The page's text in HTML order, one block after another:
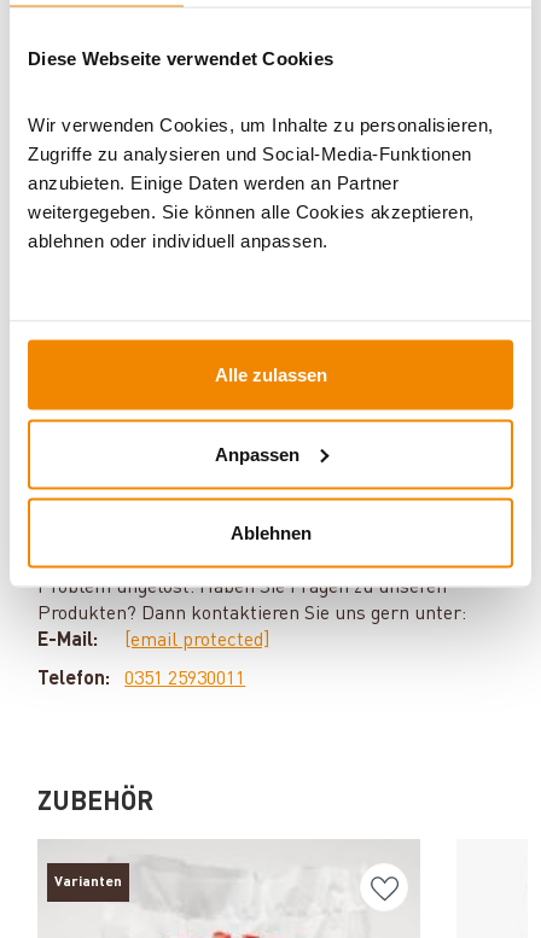
Diese Webseite verwendet Cookies
Wir verwenden Cookies, um Inhalte zu personalisieren,
Zugriffe zu analysieren und Social-Media-Funktionen
anzubieten. Einige Daten werden an Partner
weitergegeben. Sie können alle Cookies akzeptieren,
ablehnen oder individuell anpassen.
Alle zulassen
Anpassen
Ablehnen
Wasserführende Kaminöfen
bis 10 kW
Kaminofen rund
Ihr Berater zum Thema Öfen und
Kamine:
Silvio Wirth berät Sie gern rund um das Thema
Kaminöfen. Keine Frage bleibt unbeantwortet, kein
Problem ungelöst. Haben Sie Fragen zu unseren
Produkten? Dann kontaktieren Sie uns gern unter:
E-Mail:
[email protected]
Telefon:
0351 25930011
ZUBEHÖR
Varianten